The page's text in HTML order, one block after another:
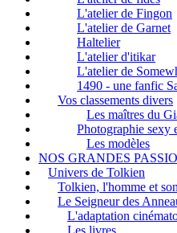
L'atelier de Fingon
L'atelier de Garnet
Haltelier
L'atelier d'itikar
L'atelier de
1490 - une fanfic
Vos classements divers
Les maîtres du
Photographie sexy
Les modèles
NOS GRANDES
Univers de Tolkien
Tolkien, l'homme et
Le Seigneur des
L'adaptation
Les livres